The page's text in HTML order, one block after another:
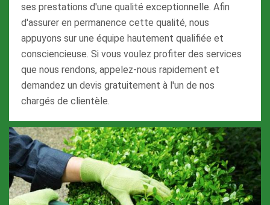
ses prestations d'une qualité exceptionnelle. Afin
d'assurer en permanence cette qualité, nous
appuyons sur une équipe hautement qualifiée et
consciencieuse. Si vous voulez profiter des services
que nous rendons, appelez-nous rapidement et
demandez un devis gratuitement à l'un de nos
chargés de clientèle.